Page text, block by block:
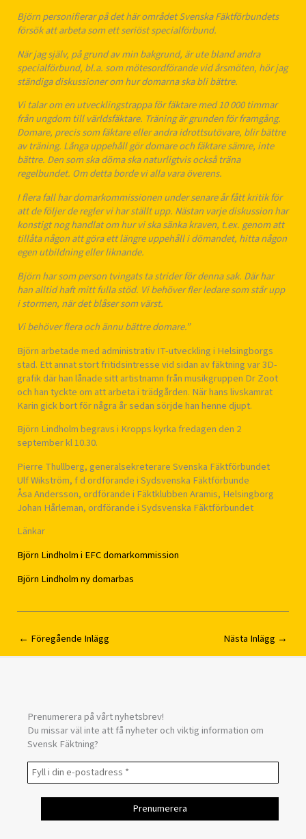
Björn personifierar på det här området Svenska Fäktförbundets
försök att arbeta som ett seriöst specialförbund.
När jag själv, på grund av min bakgrund, är ute bland andra
specialförbund, bl.a. som mötesordförande vid årsmöten, hör jag
ständiga diskussioner om hur domarna ska bli bättre.
Vi talar om en utvecklingstrappa för fäktare med 10 000 timmar
från ungdom till världsfäktare. Träning är grunden för framgång.
Domare, precis som fäktare eller andra idrottsutövare, blir bättre
av träning. Långa uppehåll gör domare och fäktare sämre, inte
bättre. Den som ska döma ska naturligtvis också träna
regelbundet. Om detta borde vi alla vara överens.
I flera fall har domarkommissionen under senare år fått kritik för
att de följer de regler vi har ställt upp. Nästan varje diskussion har
konstigt nog handlat om hur vi ska sänka kraven, t.ex. genom att
tillåta någon att göra ett längre uppehåll i dömandet, hitta någon
egen utbildning eller liknande.
Björn har som person tvingats ta strider för denna sak. Där har
han alltid haft mitt fulla stöd. Vi behöver fler ledare som står upp
i stormen, när det blåser som värst.
Vi behöver flera och ännu bättre domare.”
Björn arbetade med administrativ IT-utveckling i Helsingborgs
stad. Ett annat stort fritidsintresse vid sidan av fäktning var 3D-
grafik där han lånade sitt artistnamn från musikgruppen Dr Zoot
och han tyckte om att arbeta i trädgården. När hans livskamrat
Karin gick bort för några år sedan sörjde han henne djupt.
Björn Lindholm begravs i Kropps kyrka fredagen den 2
september kl 10.30.
Pierre Thullberg, generalsekreterare Svenska Fäktförbundet
Ulf Wikström, f d ordförande i Sydsvenska Fäktförbunde
Åsa Andersson, ordförande i Fäktklubben Aramis, Helsingborg
Johan Hårleman, ordförande i Sydsvenska Fäktförbundet
Länkar
Björn Lindholm i EFC domarkommission
Björn Lindholm ny domarbas
← Föregående Inlägg Nästa Inlägg →
Prenumerera på vårt nyhetsbrev!
Du missar väl inte att få nyheter och viktig information om
Svensk Fäktning?